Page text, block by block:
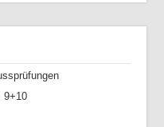
9+10